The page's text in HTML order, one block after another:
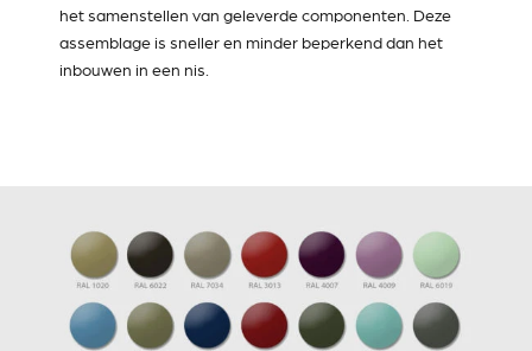
het samenstellen van geleverde componenten. Deze
assemblage is sneller en minder beperkend dan het
inbouwen in een nis.